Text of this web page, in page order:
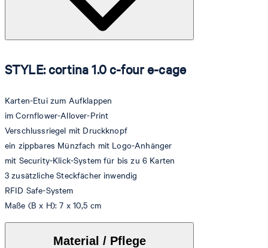
STYLE: cortina 1.0 c-four e-cage
Karten-Etui zum Aufklappen
im Cornflower-Allover-Print
Verschlussriegel mit Druckknopf
ein zippbares Münzfach mit Logo-Anhänger
mit Security-Klick-System für bis zu 6 Karten
3 zusätzliche Steckfächer inwendig
RFID Safe-System
Maße (B x H): 7 x 10,5 cm
Material / Pflege